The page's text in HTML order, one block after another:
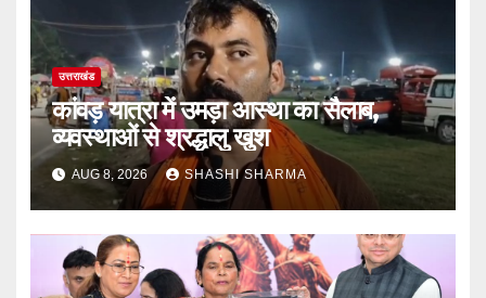
उत्तराखंड
कांवड़ यात्रा में उमड़ा आस्था का सैलाब,
व्यवस्थाओं से श्रद्धालु खुश
AUG 8, 2026 SHASHI SHARMA